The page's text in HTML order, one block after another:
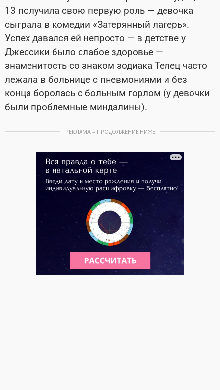
13 получила свою первую роль — девочка
сыграла в комедии «Затерянный лагерь».
Успех давался ей непросто — в детстве у
Джессики было слабое здоровье —
знаменитость со знаком зодиака Телец часто
лежала в больнице с пневмониями и без
конца боролась с больным горлом (у девочки
были проблемные миндалины).
РЕКЛАМА – ПРОДОЛЖЕНИЕ НИЖЕ